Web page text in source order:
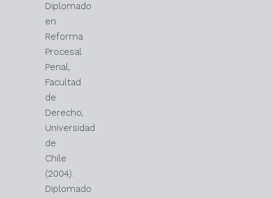
Diplomado
en
Reforma
Procesal
Penal,
Facultad
de
Derecho,
Universidad
de
Chile
(2004).
Diplomado